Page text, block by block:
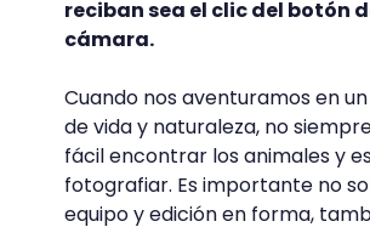
reciban sea el clic del botón
cámara.
Cuando nos aventuramos en
de vida y naturaleza, no
fácil encontrar los animales y
fotografiar. Es importante no
equipo y edición en forma,